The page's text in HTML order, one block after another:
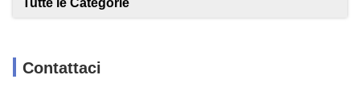
Tutte le Categorie
Contattaci